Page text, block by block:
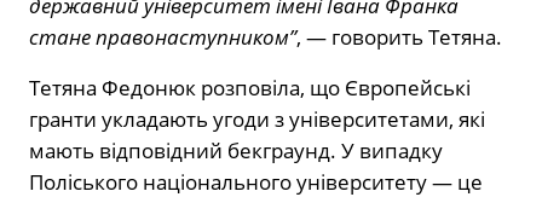
стане правонаступником”, — говорить Тетяна.
Тетяна Федонюк розповіла, що Європейські
гранти укладають угоди з університетами, які
мають відповідний бекграунд. У випадку
Поліського національного університету — це